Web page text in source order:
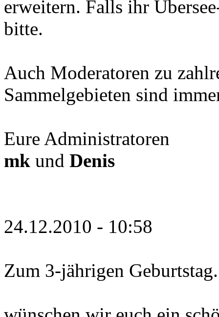
erweitern. Falls ihr
bitte.
Auch Moderatoren zu
Sammelgebieten sind
Eure Administratoren
mk und Denis
24.12.2010 - 10:58
Zum 3-jährigen